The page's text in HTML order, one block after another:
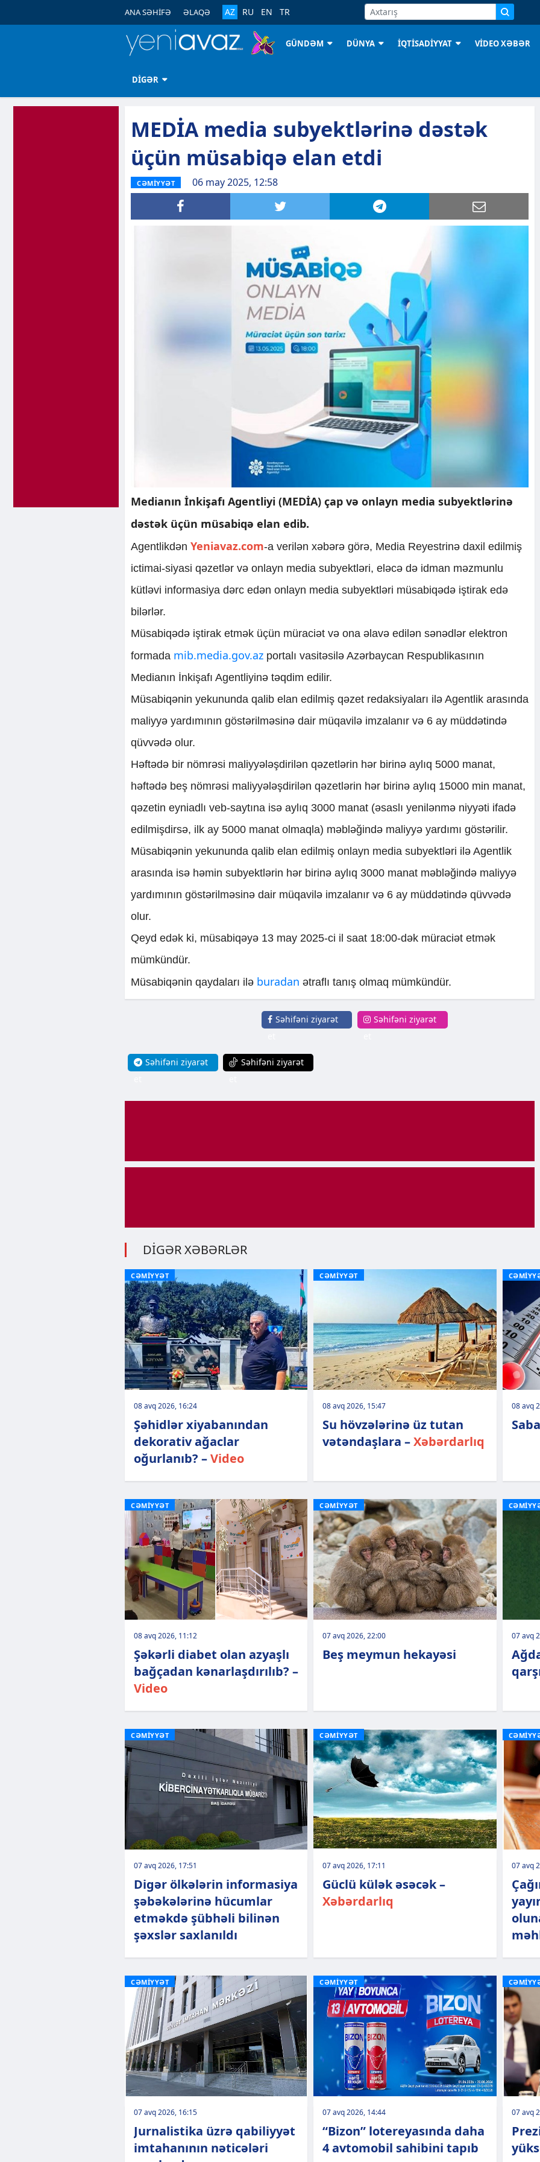
ANA SƏHİFƏ ƏLAQƏ AZ RU EN TR
GÜNDƏM DÜNYA İQTİSADİYYAT VİDEO XƏBƏR
DİGƏR
MEDİA media subyektlərinə dəstək
üçün müsabiqə elan etdi
CƏMİYYƏT 06 may 2025, 12:58
Medianın İnkişafı Agentliyi (MEDİA) çap və onlayn media subyektlərinə
dəstək üçün müsabiqə elan edib.
Agentlikdən Yeniavaz.com-a verilən xəbərə görə, Media Reyestrinə daxil edilmiş
ictimai-siyasi qəzetlər və onlayn media subyektləri, eləcə də idman məzmunlu
kütləvi informasiya dərc edən onlayn media subyektləri müsabiqədə iştirak edə
bilərlər.
Müsabiqədə iştirak etmək üçün müraciət və ona əlavə edilən sənədlər elektron
formada mib.media.gov.az portalı vasitəsilə Azərbaycan Respublikasının
Medianın İnkişafı Agentliyinə təqdim edilir.
Müsabiqənin yekununda qalib elan edilmiş qəzet redaksiyaları ilə Agentlik arasında
maliyyə yardımının göstərilməsinə dair müqavilə imzalanır və 6 ay müddətində
qüvvədə olur.
Həftədə bir nömrəsi maliyyələşdirilən qəzetlərin hər birinə aylıq 5000 manat,
həftədə beş nömrəsi maliyyələşdirilən qəzetlərin hər birinə aylıq 15000 min manat,
qəzetin eyniadlı veb-saytına isə aylıq 3000 manat (əsaslı yenilənmə niyyəti ifadə
edilmişdirsə, ilk ay 5000 manat olmaqla) məbləğində maliyyə yardımı göstərilir.
Müsabiqənin yekununda qalib elan edilmiş onlayn media subyektləri ilə Agentlik
arasında isə həmin subyektlərin hər birinə aylıq 3000 manat məbləğində maliyyə
yardımının göstərilməsinə dair müqavilə imzalanır və 6 ay müddətində qüvvədə
olur.
Qeyd edək ki, müsabiqəyə 13 may 2025-ci il saat 18:00-dək müraciət etmək
mümkündür.
Müsabiqənin qaydaları ilə buradan ətraflı tanış olmaq mümkündür.
Səhifəni ziyarət
Səhifəni ziyarət
Səhifəni ziyarət
Səhifəni ziyarət
DİGƏR XƏBƏRLƏR
CƏMİYYƏT
08 avq 2026, 16:24
Şəhidlər xiyabanından
dekorativ ağaclar
oğurlanıb? –Video
CƏMİYYƏT
08 avq 2026, 15:47
Su hövzələrinə üz tutan
vətəndaşlara –Xəbərdarlıq
08 avq
CƏMİYYƏT
08 avq 2026, 11:12
Şəkərli diabet olan azyaşlı
bağçadan kənarlaşdırılıb? –
Video
CƏMİYYƏT
07 avq 2026, 22:00
Beş meymun hekayəsi
07 avq
CƏMİYYƏT
07 avq 2026, 17:51
Digər ölkələrin informasiya
şəbəkələrinə hücumlar
etməkdə şübhəli bilinən
şəxslər saxlanıldı
CƏMİYYƏT
07 avq 2026, 17:11
Güclü külək əsəcək –
Xəbərdarlıq
07 avq
CƏMİYYƏT
07 avq 2026, 16:15
Jurnalistika üzrə qabiliyyət
imtahanının nəticələri
CƏMİYYƏT
07 avq 2026, 14:44
“Bizon” lotereyasında daha
4 avtomobil sahibini tapıb
07 avq